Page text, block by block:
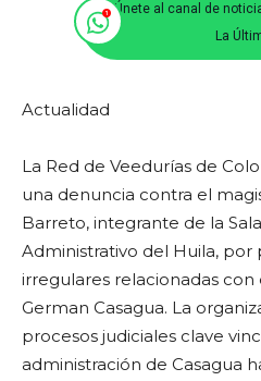
Únete al canal de
La
Actualidad
La Red de Veedurías de
una denuncia contra el
Barreto, integrante de la
Administrativo del Huila, por
irregulares relacionadas con
German Casagua. La
procesos judiciales clave
administración de Casagua